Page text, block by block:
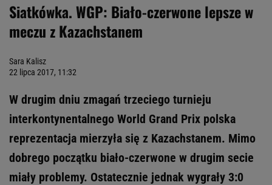
Siatkówka. WGP: Biało-czerwone lepsze w
meczu z Kazachstanem
Sara Kalisz
22 lipca 2017, 11:32
W drugim dniu zmagań trzeciego turnieju
interkontynentalnego World Grand Prix polska
reprezentacja mierzyła się z Kazachstanem. Mimo
dobrego początku biało-czerwone w drugim secie
miały problemy. Ostatecznie jednak wygrały 3:0